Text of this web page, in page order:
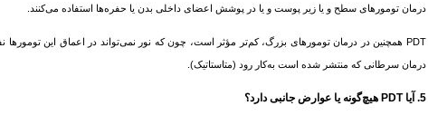
درمان تومورهای سطح و یا زیر پوست و یا در پوشش اعضای داخلی بدن یا حفره‌ها استفاده می‌کنند.
درمان سرطانی که منتشر شده است به‌کار رود (متاستاتیک).
5. آیا PDT هیچ‌گونه یا عوارض جانبی دارد؟